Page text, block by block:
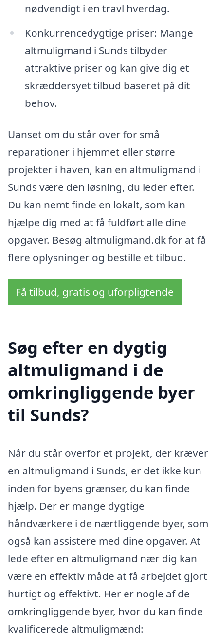
nødvendigt i en travl hverdag.
Konkurrencedygtige priser: Mange
altmuligmand i Sunds tilbyder
attraktive priser og kan give dig et
skræddersyet tilbud baseret på dit
behov.
Uanset om du står over for små
reparationer i hjemmet eller større
projekter i haven, kan en altmuligmand i
Sunds være den løsning, du leder efter.
Du kan nemt finde en lokalt, som kan
hjælpe dig med at få fuldført alle dine
opgaver. Besøg altmuligmand.dk for at få
flere oplysninger og bestille et tilbud.
Få tilbud, gratis og uforpligtende
Søg efter en dygtig
altmuligmand i de
omkringliggende byer
til Sunds?
Når du står overfor et projekt, der kræver
en altmuligmand i Sunds, er det ikke kun
inden for byens grænser, du kan finde
hjælp. Der er mange dygtige
håndværkere i de nærtliggende byer, som
også kan assistere med dine opgaver. At
lede efter en altmuligmand nær dig kan
være en effektiv måde at få arbejdet gjort
hurtigt og effektivt. Her er nogle af de
omkringliggende byer, hvor du kan finde
kvalificerede altmuligmænd: